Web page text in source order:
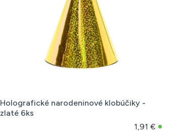
Holografické narodeninové klobúčiky -
zlaté 6ks
1,91 €